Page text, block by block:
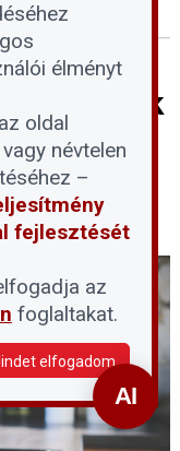
vezettek
14
élményt
oldal
névtelen
–
fejlesztését
az
foglaltakat.
elfogadom